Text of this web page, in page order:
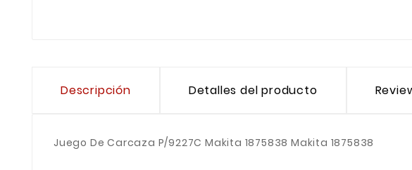
Descripción Detalles del producto
Juego De Carcaza P/9227C Makita 1875838 Makita 1875838